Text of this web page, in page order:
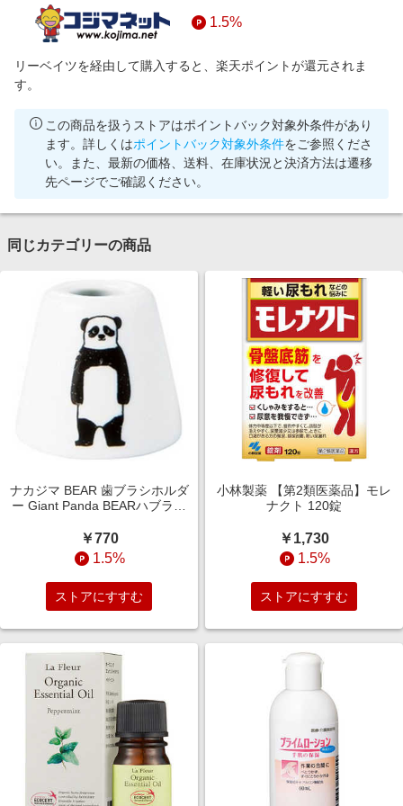
1.5%
リーベイツを経由して購入すると、楽天ポイントが還元されま
す。
この商品を扱うストアはポイントバック対象外条件があり
ます。詳しくはポイントバック対象外条件をご参照くださ
い。また、最新の価格、送料、在庫状況と決済方法は遷移
先ページでご確認ください。
同じカテゴリーの商品
ナカジマ BEAR 歯ブラシホルダ
ー Giant Panda BEARハブラシ
￥770
1.5%
ストアにすすむ
小林製薬 【第2類医薬品】モレ
ナクト 120錠
￥1,730
1.5%
ストアにすすむ